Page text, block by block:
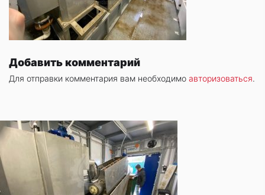
Добавить комментарий
Для отправки комментария вам необходимо авторизоваться.